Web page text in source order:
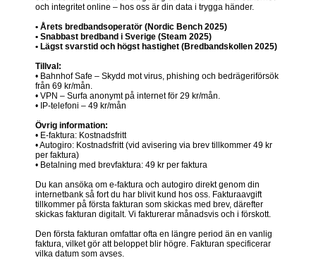
och integritet online – hos oss är din data i trygga händer.
• Årets bredbandsoperatör (Nordic Bench 2025)
• Snabbast bredband i Sverige (Steam 2025)
• Lägst svarstid och högst hastighet (Bredbandskollen 2025)
Tillval:
• Bahnhof Safe – Skydd mot virus, phishing och bedrägeriförsök
från 69 kr/mån.
• VPN – Surfa anonymt på internet för 29 kr/mån.
• IP-telefoni – 49 kr/mån
Övrig information:
• E-faktura: Kostnadsfritt
• Autogiro: Kostnadsfritt (vid avisering via brev tillkommer 49 kr
per faktura)
• Betalning med brevfaktura: 49 kr per faktura
Du kan ansöka om e-faktura och autogiro direkt genom din
internetbank så fort du har blivit kund hos oss. Fakturaavgift
tillkommer på första fakturan som skickas med brev, därefter
skickas fakturan digitalt. Vi fakturerar månadsvis och i förskott.
Den första fakturan omfattar ofta en längre period än en vanlig
faktura, vilket gör att beloppet blir högre. Fakturan specificerar
vilka datum som avses.